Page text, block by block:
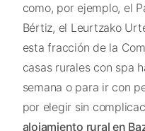
como, por ejemplo, el
Bértiz, el Leurtzako
esta fracción de la
casas rurales con spa
semana o para ir con
por elegir sin
alojamiento rural en